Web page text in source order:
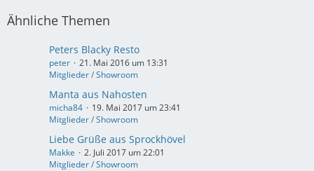
Ähnliche Themen
Peters Blacky Resto
peter
21. Mai 2016 um 13:31
Mitglieder / Showroom
Manta aus Nahosten
micha84
19. Mai 2017 um 23:41
Mitglieder / Showroom
Liebe Grüße aus Sprockhövel
Makke
2. Juli 2017 um 22:01
Mitglieder / Showroom